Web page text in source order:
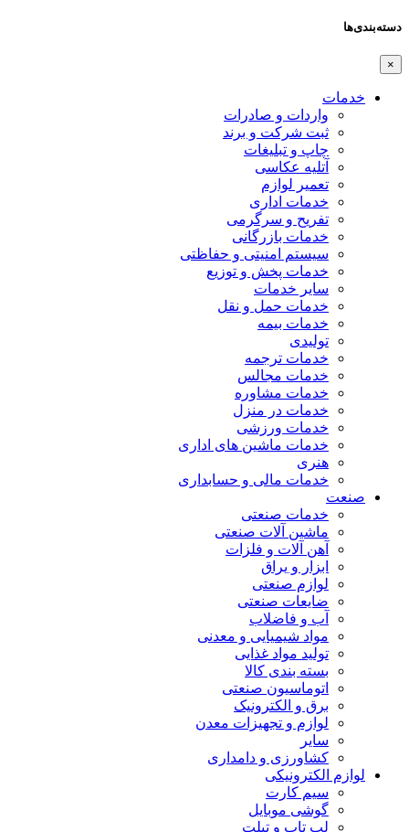
دسته‌بندی‌ها
×
خدمات
واردات و صادرات
ثبت شرکت و برند
چاپ و تبلیغات
آتلیه عکاسی
تعمیر لوازم
خدمات اداری
تفریح و سرگرمی
خدمات بازرگانی
سیستم امنیتی و حفاظتی
خدمات پخش و توزیع
سایر خدمات
خدمات حمل و نقل
خدمات بیمه
تولیدی
خدمات ترجمه
خدمات مجالس
خدمات مشاوره
خدمات در منزل
خدمات ورزشی
خدمات ماشین های اداری
هنری
خدمات مالی و حسابداری
صنعت
خدمات صنعتی
ماشین آلات صنعتی
آهن آلات و فلزات
ابزار و یراق
لوازم صنعتی
ضایعات صنعتی
آب و فاضلاب
مواد شیمیایی و معدنی
تولید مواد غذایی
بسته بندی کالا
اتوماسیون صنعتی
برق و الکترونیک
لوازم و تجهیزات معدن
سایر
کشاورزی و دامداری
لوازم الکترونیکی
سیم کارت
گوشی موبایل
لپ تاپ و تبلت